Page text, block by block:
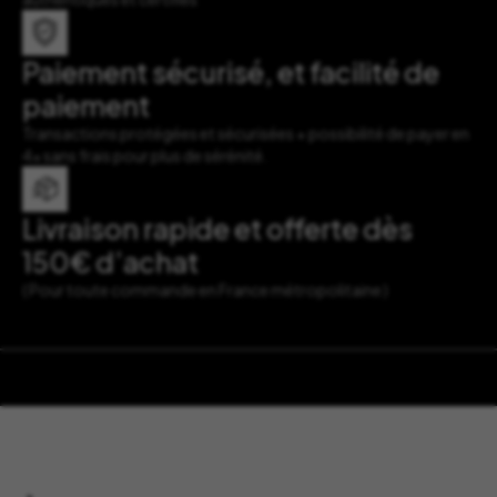
Paiement sécurisé, et facilité de
paiement
Transactions protégées et sécurisées + possibilité de payer en
4x sans frais pour plus de sérénité.
Livraison rapide et offerte dès
150€ d’achat
( Pour toute commande en France métropolitaine )